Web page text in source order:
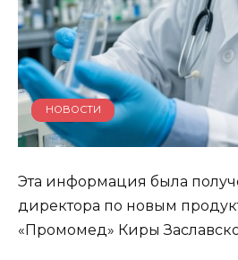
НОВОСТИ
Эта информация была
директора по новым
«Промомед» Киры